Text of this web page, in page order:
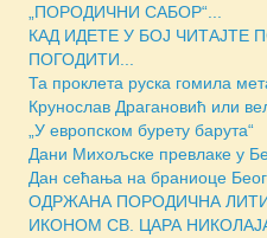
„ПОРОДИЧНИ САБОР“...
КАД ИДЕТЕ У БОЈ ЧИТАЈТЕ
ПОГОДИТИ...
Та проклета руска гомила
Крунослав Драгановић или
„У европском бурету барута“
Дани Михољске превлаке у
Дан сећања на браниоце
ОДРЖАНА ПОРОДИЧНА
ИКОНОМ СВ. ЦАРА